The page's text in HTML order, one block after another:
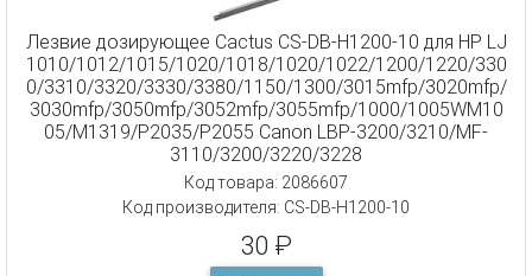
Лезвие дозирующее Cactus CS-DB-H1200-10 для HP LJ
1010/1012/1015/1020/1018/1020/1022/1200/1220/330
0/3310/3320/3330/3380/1150/1300/3015mfp/3020mfp/
3030mfp/3050mfp/3052mfp/3055mfp/1000/1005WM10
05/M1319/P2035/P2055 Canon LBP-3200/3210/MF-
3110/3200/3220/3228
Код товара: 2086607
Код производителя: CS-DB-H1200-10
30 ₽